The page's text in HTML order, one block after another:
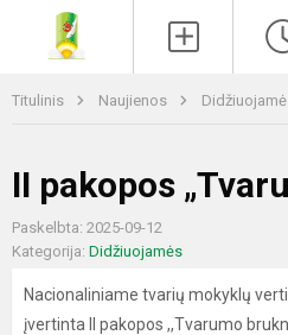
Titulinis Naujienos
II pakopos
Paskelbta: 2025-09-12
Kategorija: Didžiuojamės
Nacionaliniame tvarių mokyklų
įvertinta II pakopos ,,Tvarumo